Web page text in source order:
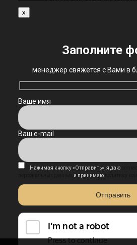
x
Заполните
менеджер свяжется с Вами в
Ваше имя
Ваш e-mail
Нажимая кнопку «Отправить», я даю
и принимаю